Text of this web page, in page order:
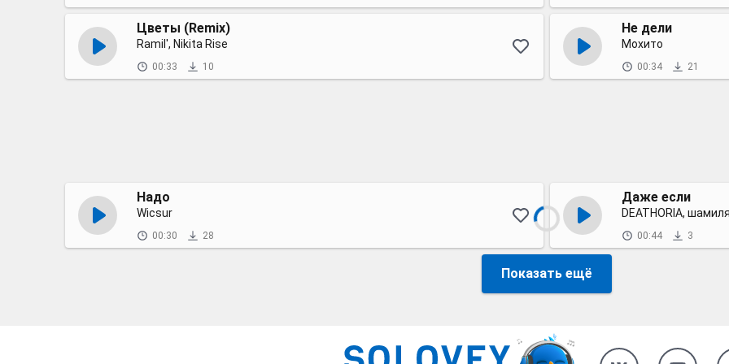
Цветы (Remix)
Ramil', Nikita Rise
00:33 10
Не дели
Мохито
00:34 21
Надо
Wicsur
00:30 28
Даже если
DEATHORIA,
00:44 3
Показать ещё